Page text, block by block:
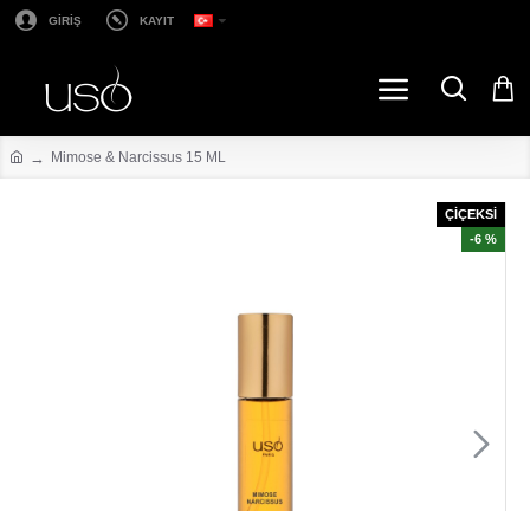
GİRİŞ KAYIT
Mimose & Narcissus 15 ML
ÇİÇEKSİ
-6 %